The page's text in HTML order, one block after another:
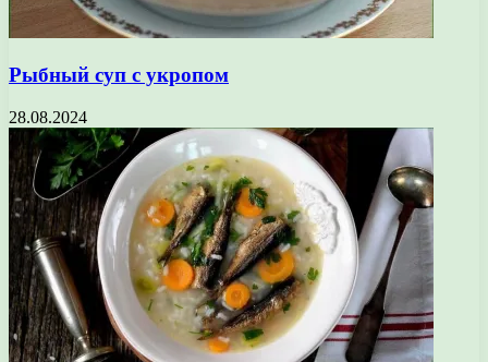
Рыбный суп с укропом
28.08.2024